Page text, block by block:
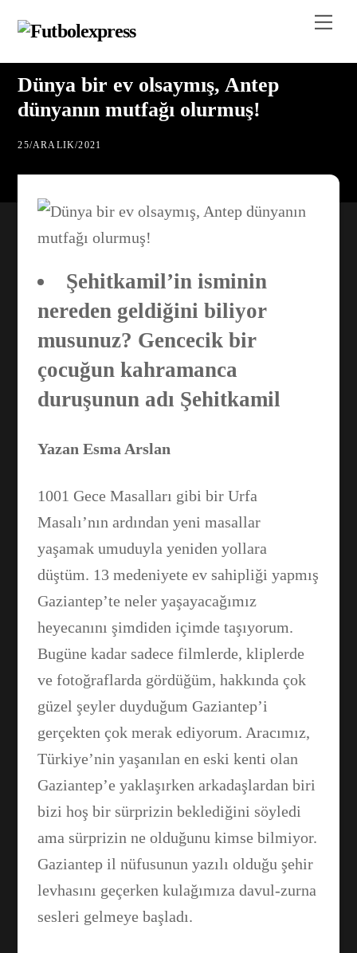
content
Dünya bir ev olsaymış, Antep
dünyanın mutfağı olurmuş!
25/ARALIK/2021
Şehitkamil’in isminin
nereden geldiğini biliyor
musunuz? Gencecik bir
çocuğun kahramanca
duruşunun adı Şehitkamil
Yazan Esma Arslan
1001 Gece Masalları gibi bir Urfa
Masalı’nın ardından yeni masallar
yaşamak umuduyla yeniden yollara
düştüm. 13 medeniyete ev sahipliği yapmış
Gaziantep’te neler yaşayacağımız
heyecanını şimdiden içimde taşıyorum.
Bugüne kadar sadece filmlerde, kliplerde
ve fotoğraflarda gördüğüm, hakkında çok
güzel şeyler duyduğum Gaziantep’i
gerçekten çok merak ediyorum. Aracımız,
Türkiye’nin yaşanılan en eski kenti olan
Gaziantep’e yaklaşırken arkadaşlardan biri
bizi hoş bir sürprizin beklediğini söyledi
ama sürprizin ne olduğunu kimse bilmiyor.
Gaziantep il nüfusunun yazılı olduğu şehir
levhasını geçerken kulağımıza davul-zurna
sesleri gelmeye başladı.